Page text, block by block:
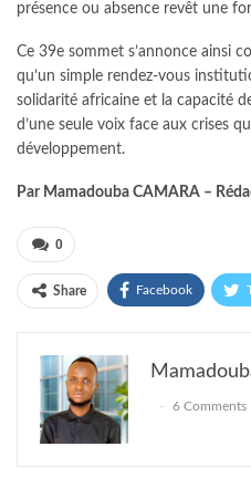
présence ou absence revêt une
Ce 39e sommet s’annonce ainsi
qu’un simple rendez-vous
solidarité africaine et la capacité
d’une seule voix face aux crises
développement.
Par Mamadouba CAMARA –
0
Share Facebook
6 Comments